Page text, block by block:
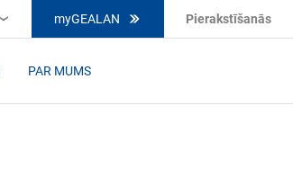
myGEALAN Pierakstīšanās
PAR MUMS